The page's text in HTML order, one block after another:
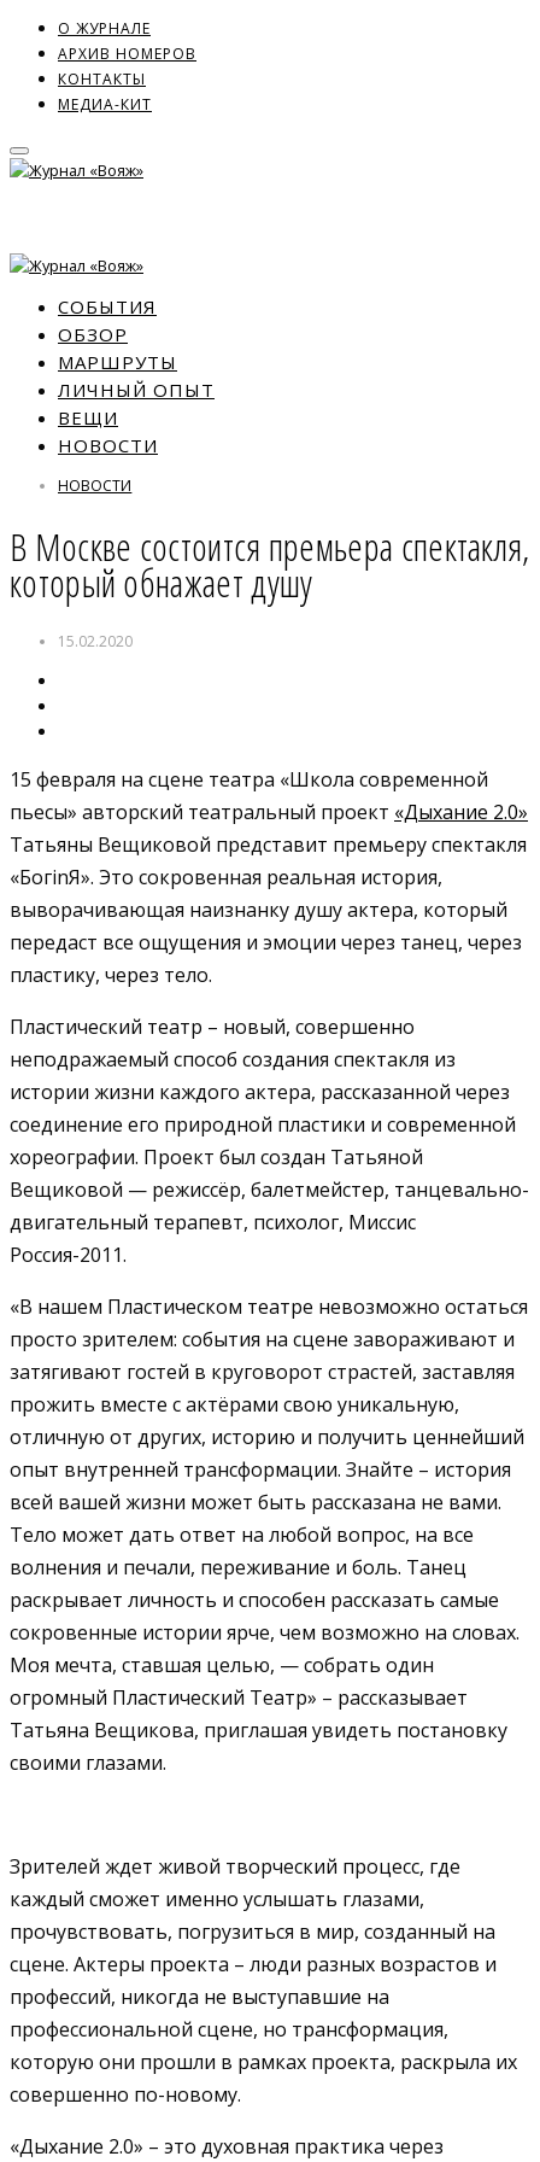
О ЖУРНАЛЕ
АРХИВ НОМЕРОВ
КОНТАКТЫ
МЕДИА-КИТ
СОБЫТИЯ
ОБЗОР
МАРШРУТЫ
ЛИЧНЫЙ ОПЫТ
ВЕЩИ
НОВОСТИ
НОВОСТИ
В Москве состоится премьера спектакля,
который обнажает душу
15.02.2020
15 февраля на сцене театра «Школа современной
пьесы» авторский театральный проект «Дыхание 2.0»
Татьяны Вещиковой представит премьеру спектакля
«БогinЯ». Это сокровенная реальная история,
выворачивающая наизнанку душу актера, который
передаст все ощущения и эмоции через танец, через
пластику, через тело.
Пластический театр – новый, совершенно
неподражаемый способ создания спектакля из
истории жизни каждого актера, рассказанной через
соединение его природной пластики и современной
хореографии. Проект был создан Татьяной
Вещиковой — режиссёр, балетмейстер, танцевально-
двигательный терапевт, психолог, Миссис
Россия-2011.
«В нашем Пластическом театре невозможно остаться
просто зрителем: события на сцене завораживают и
затягивают гостей в круговорот страстей, заставляя
прожить вместе с актёрами свою уникальную,
отличную от других, историю и получить ценнейший
опыт внутренней трансформации. Знайте – история
всей вашей жизни может быть рассказана не вами.
Тело может дать ответ на любой вопрос, на все
волнения и печали, переживание и боль. Танец
раскрывает личность и способен рассказать самые
сокровенные истории ярче, чем возможно на словах.
Моя мечта, ставшая целью, — собрать один
огромный Пластический Театр» – рассказывает
Татьяна Вещикова, приглашая увидеть постановку
своими глазами.
Зрителей ждет живой творческий процесс, где
каждый сможет именно услышать глазами,
прочувствовать, погрузиться в мир, созданный на
сцене. Актеры проекта – люди разных возрастов и
профессий, никогда не выступавшие на
профессиональной сцене, но трансформация,
которую они прошли в рамках проекта, раскрыла их
совершенно по-новому.
«Дыхание 2.0» – это духовная практика через